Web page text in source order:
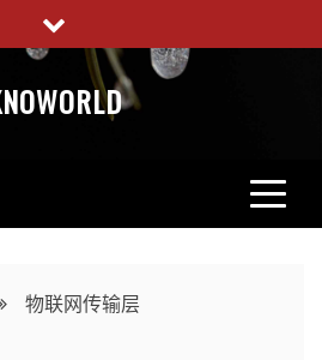
物联网传输层